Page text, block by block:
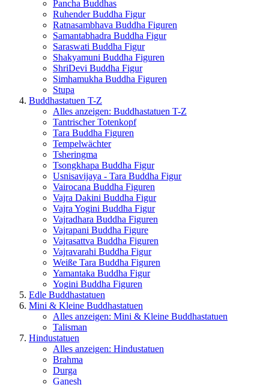
Pancha Buddhas
Ruhender Buddha Figur
Ratnasambhava Buddha Figuren
Samantabhadra Buddha Figur
Saraswati Buddha Figur
Shakyamuni Buddha Figuren
ShriDevi Buddha Figur
Simhamukha Buddha Figuren
Stupa
Buddhastatuen T-Z
Alles anzeigen: Buddhastatuen T-Z
Tantrischer Totenkopf
Tara Buddha Figuren
Tempelwächter
Tsheringma
Tsongkhapa Buddha Figur
Usnisavijaya - Tara Buddha Figur
Vairocana Buddha Figuren
Vajra Dakini Buddha Figur
Vajra Yogini Buddha Figur
Vajradhara Buddha Figuren
Vajrapani Buddha Figure
Vajrasattva Buddha Figuren
Vajravarahi Buddha Figur
Weiße Tara Buddha Figuren
Yamantaka Buddha Figur
Yogini Buddha Figuren
Edle Buddhastatuen
Mini & Kleine Buddhastatuen
Alles anzeigen: Mini & Kleine Buddhastatuen
Talisman
Hindustatuen
Alles anzeigen: Hindustatuen
Brahma
Durga
Ganesh